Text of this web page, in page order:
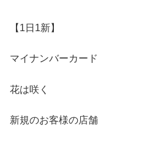
【1日1新】
マイナンバーカード
花は咲く
新規のお客様の店舗